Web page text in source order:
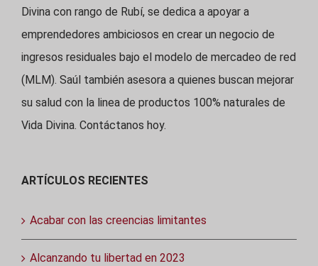
Divina con rango de Rubí, se dedica a apoyar a
emprendedores ambiciosos en crear un negocio de
ingresos residuales bajo el modelo de mercadeo de red
(MLM). Saúl también asesora a quienes buscan mejorar
su salud con la linea de productos 100% naturales de
Vida Divina. Contáctanos hoy.
ARTÍCULOS RECIENTES
Acabar con las creencias limitantes
Alcanzando tu libertad en 2023